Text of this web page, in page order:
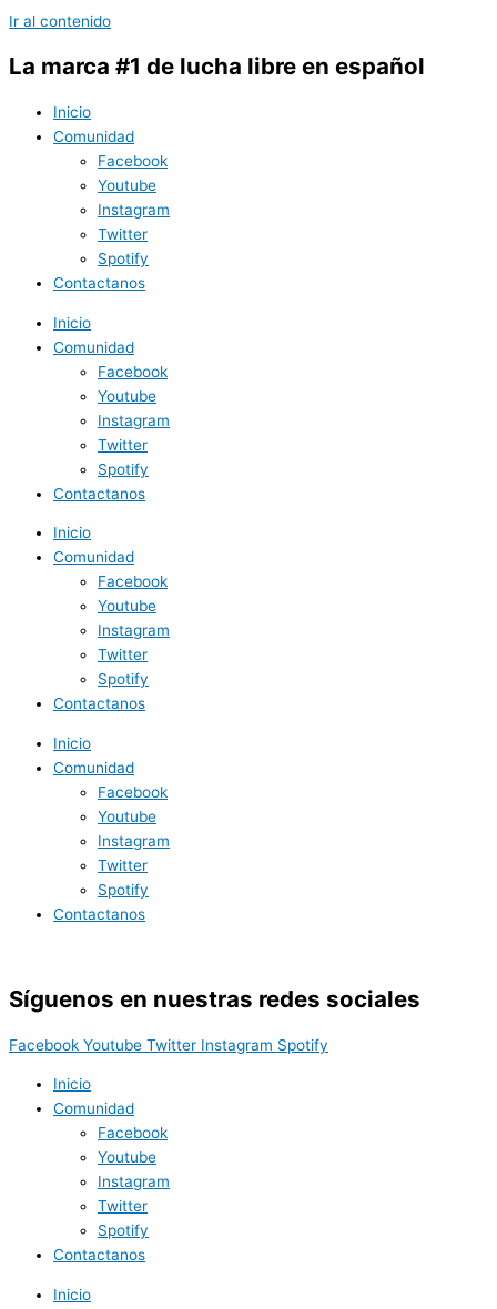
Ir al contenido
La marca #1 de lucha libre en español
Inicio
Comunidad
Facebook
Youtube
Instagram
Twitter
Spotify
Contactanos
Inicio
Comunidad
Facebook
Youtube
Instagram
Twitter
Spotify
Contactanos
Inicio
Comunidad
Facebook
Youtube
Instagram
Twitter
Spotify
Contactanos
Inicio
Comunidad
Facebook
Youtube
Instagram
Twitter
Spotify
Contactanos
Síguenos en nuestras redes sociales
Facebook Youtube Twitter Instagram Spotify
Inicio
Comunidad
Facebook
Youtube
Instagram
Twitter
Spotify
Contactanos
Inicio